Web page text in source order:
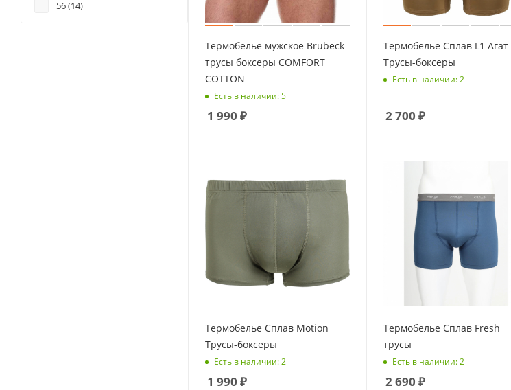
Термобелье мужское Brubeck
трусы боксеры COMFORT
COTTON
Есть в наличии: 5
1 990 ₽
Термобелье Сплав L1 Агат
Трусы-боксеры
Есть в наличии: 2
2 700 ₽
Термобелье Сплав Motion
Трусы-боксеры
Есть в наличии: 2
1 990 ₽
Термобелье Сплав Fresh
трусы
Есть в наличии: 2
2 690 ₽
56 (14)